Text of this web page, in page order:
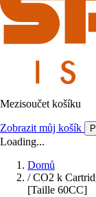
Mezisoučet košíku
Zobrazit můj košík
Loading...
Domů
/ CO2 k
[Taille 60CC]